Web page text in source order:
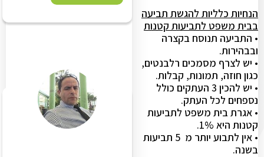
הנחיות כלליות להגשת תביעה
בבית משפט לתביעות קטנות
• התביעה תנוסח בקצרה
ובבהירות.
• יש לצרף מסמכים רלבנטים,
כגון חוזה, תמונות, קבלות.
• יש להכין 3 העתקים כולל
נספחים לכל העתק.
• אגרת בית משפט לתביעות
קטנות היא 1%.
• אין לתבוע יותר מ 5 תביעות
בשנה.